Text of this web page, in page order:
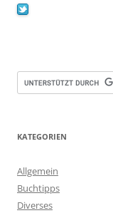
KATEGORIEN
Allgemein
Buchtipps
Diverses